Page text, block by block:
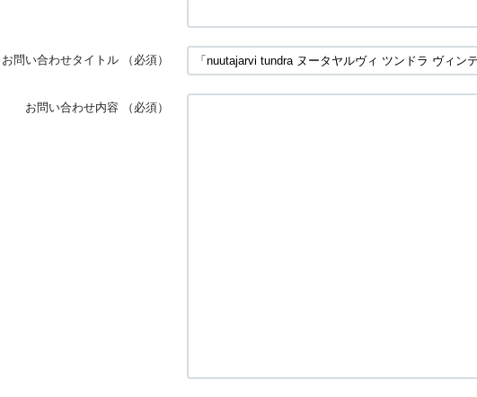
お問い合わせタイトル （必須）
お問い合わせ内容 （必須）